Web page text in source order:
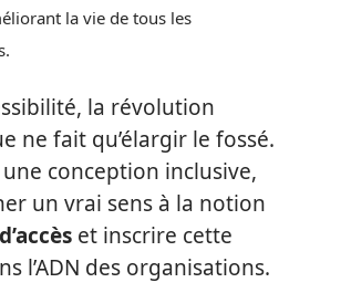
la vie de tous les
la révolution
ne fait qu’élargir le fossé.
conception inclusive,
un vrai sens à la notion
et inscrire cette
l’ADN des organisations.